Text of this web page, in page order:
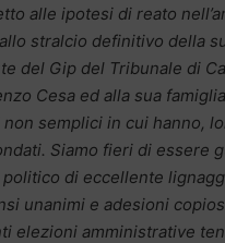
alle ipotesi di reato
stralcio definitivo della
del Gip del Tribunale di
Cesa ed alla sua
semplici in cui hanno,
Siamo fieri di essere
di eccellente
unanimi e adesioni
elezioni amministrative